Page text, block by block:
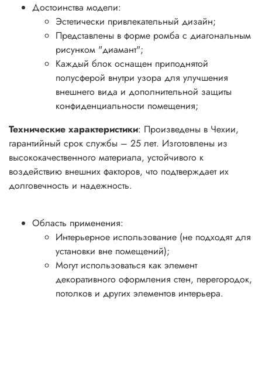
Достоинства модели:
Эстетически привлекательный дизайн;
Представлены в форме ромба с диагональным
рисунком "диамант";
Каждый блок оснащен приподнятой
полусферой внутри узора для улучшения
внешнего вида и дополнительной защиты
конфиденциальности помещения;
Технические характеристики: Произведены в Чехии,
гарантийный срок службы – 25 лет. Изготовлены из
высококачественного материала, устойчивого к
воздействию внешних факторов, что подтверждает их
долговечность и надежность.
Область применения:
Интерьерное использование (не подходят для
установки вне помещений);
Могут использоваться как элемент
декоративного оформления стен, перегородок,
потолков и других элементов интерьера.